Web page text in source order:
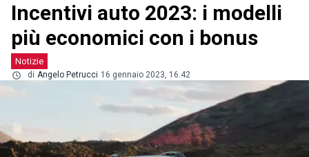
Incentivi auto 2023: i modelli
più economici con i bonus
Notizie
di Angelo Petrucci 16 gennaio 2023, 16.42